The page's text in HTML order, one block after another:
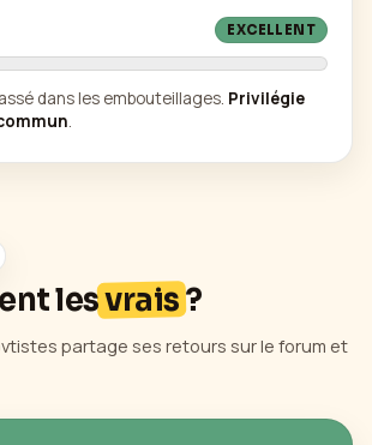
EXCELLENT
dans les embouteillages. Privilégie
.
lesvrais?
partage ses retours sur le forum et